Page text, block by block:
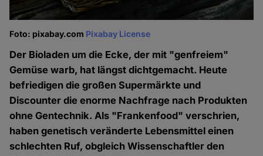
Foto: pixabay.com Pixabay License
Der Bioladen um die Ecke, der mit "genfreiem"
Gemüse warb, hat längst dichtgemacht. Heute
befriedigen die großen Supermärkte und
Discounter die enorme Nachfrage nach Produkten
ohne Gentechnik. Als "Frankenfood" verschrien,
haben genetisch veränderte Lebensmittel einen
schlechten Ruf, obgleich Wissenschaftler den